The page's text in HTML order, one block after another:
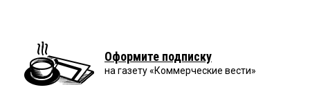
Оформите подписку
на газету «Коммерческие вести»